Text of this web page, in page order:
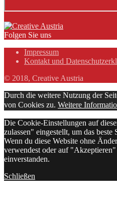
Folgen Sie uns
Impressum
Kontakt und
© 2018, Creative Austria
Durch die weitere Nutzung der
von Cookies zu. Weitere
Die Cookie-Einstellungen auf
zulassen" eingestellt, um das
Wenn du diese Website ohne
verwendest oder auf
einverstanden.
Schließen